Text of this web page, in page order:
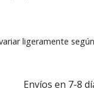
ligeramente
Envíos en 7-8